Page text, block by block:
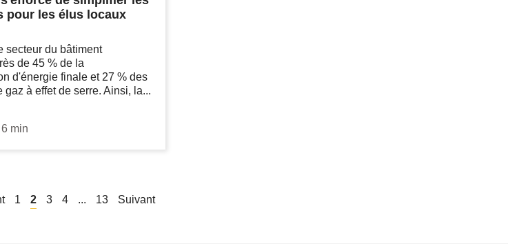
pour les élus locaux
secteur du bâtiment
de 45 % de la
d'énergie finale et 27 % des
gaz à effet de serre. Ainsi, la...
6 min
1 2 3 4 ... 13 Suivant